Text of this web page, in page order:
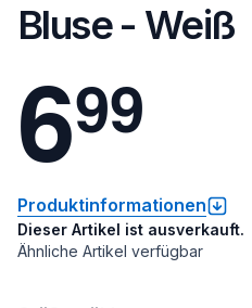
Bluse - Weiß
699
Produktinformationen
Dieser Artikel ist ausverkauft.
Ähnliche Artikel verfügbar